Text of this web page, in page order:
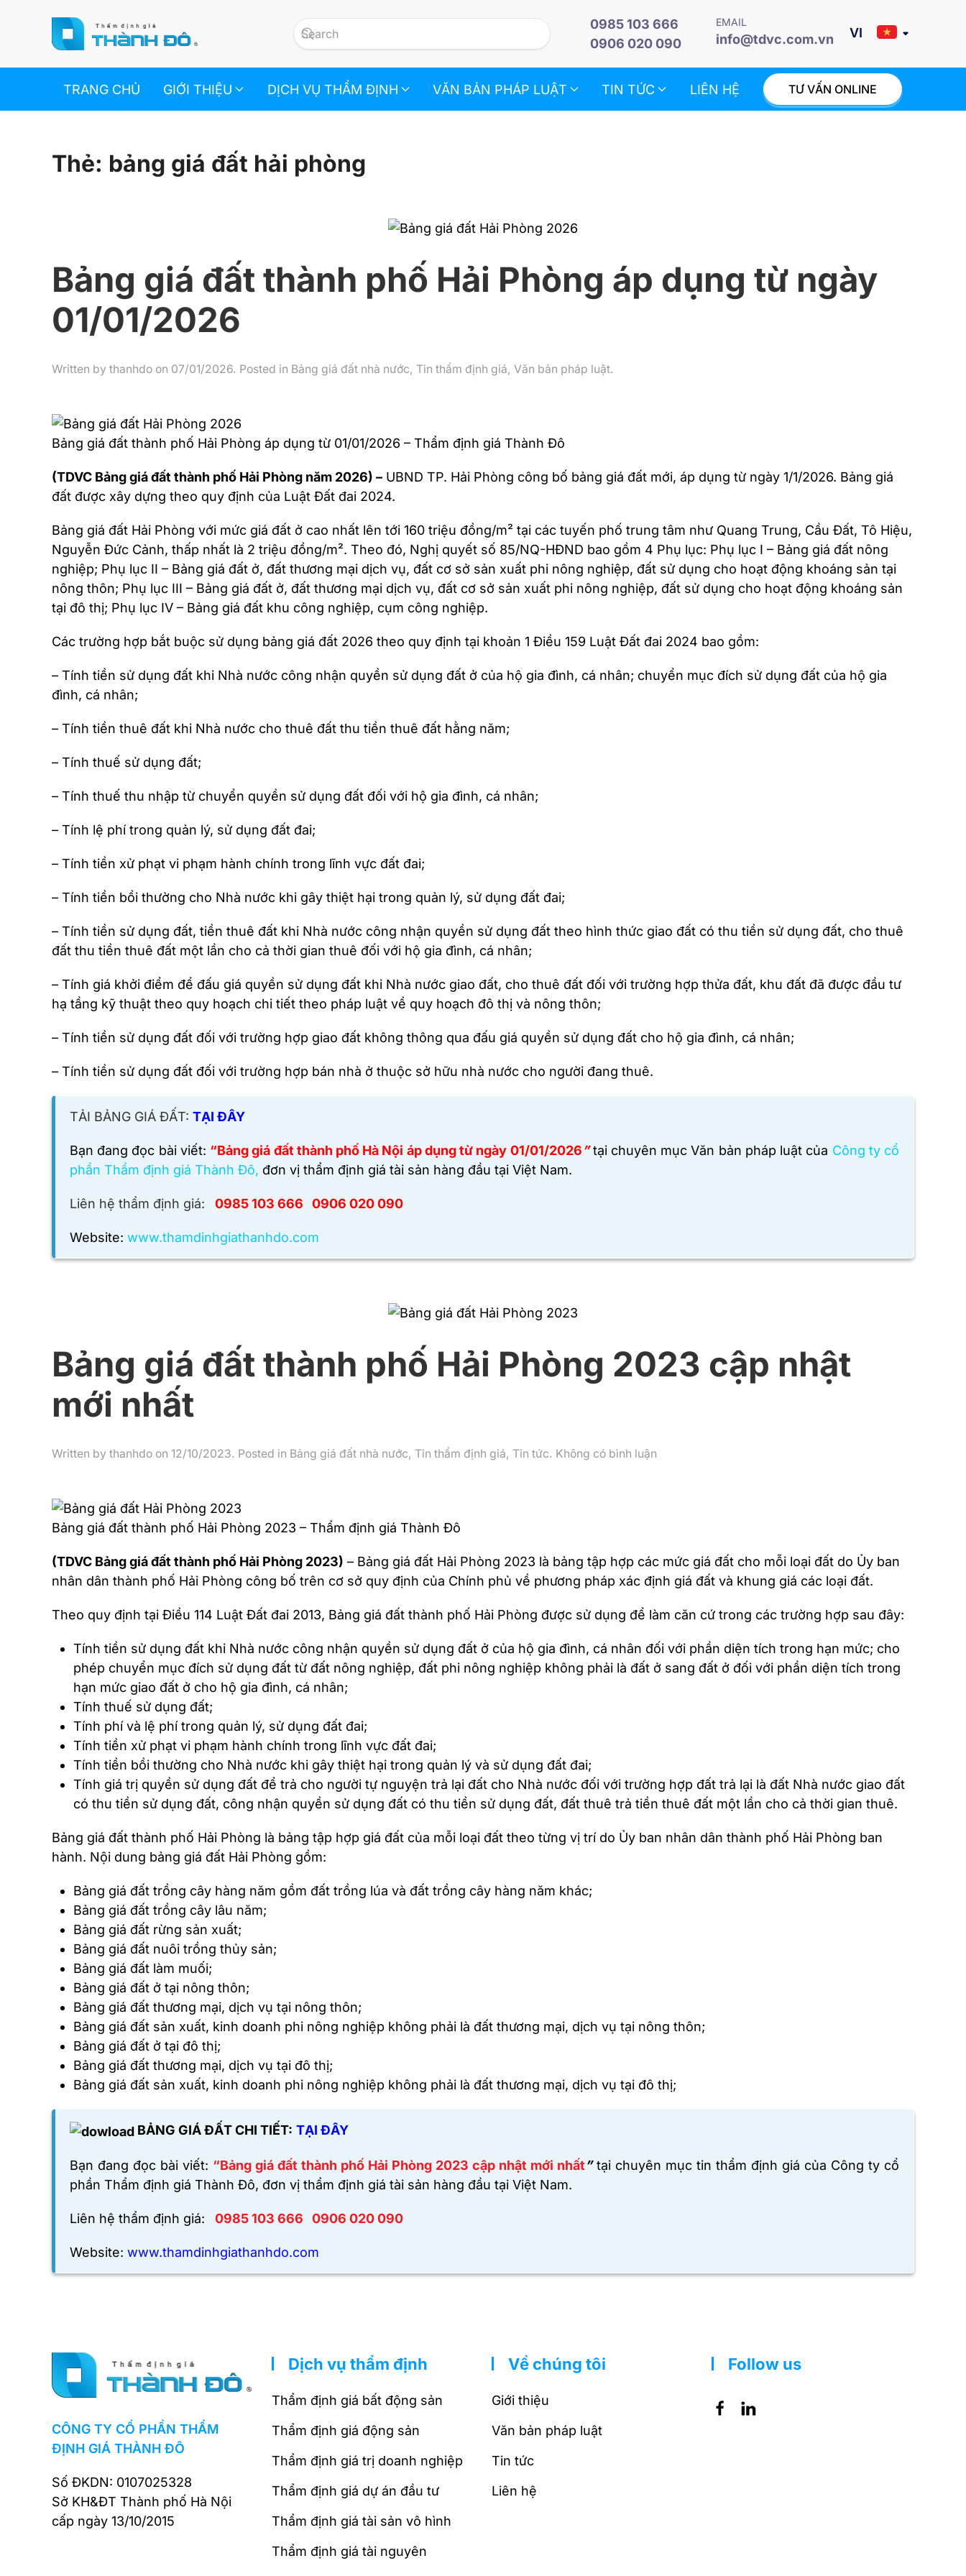
Skip to main content
0985 103 666
0906 020 090
EMAIL
info@tdvc.com.vn
TRANG CHỦ GIỚI THIỆU DỊCH VỤ THẨM ĐỊNH VĂN BẢN PHÁP LUẬT TIN TỨC LIÊN HỆ TƯ VẤN ONLINE
Thẻ: bảng giá đất hải phòng
Bảng giá đất thành phố Hải Phòng áp dụng từ ngày
01/01/2026
Written by thanhdo on 07/01/2026. Posted in Bảng giá đất nhà nước, Tin thẩm định giá, Văn bản pháp luật.
Bảng giá đất thành phố Hải Phòng áp dụng từ 01/01/2026 – Thẩm định giá Thành Đô
(TDVC Bảng giá đất thành phố Hải Phòng năm 2026) – UBND TP. Hải Phòng công bố bảng giá đất mới, áp dụng từ ngày 1/1/2026. Bảng giá
đất được xây dựng theo quy định của Luật Đất đai 2024.
Bảng giá đất Hải Phòng với mức giá đất ở cao nhất lên tới 160 triệu đồng/m² tại các tuyến phố trung tâm như Quang Trung, Cầu Đất, Tô Hiệu,
Nguyễn Đức Cảnh, thấp nhất là 2 triệu đồng/m². Theo đó, Nghị quyết số 85/NQ-HĐND bao gồm 4 Phụ lục: Phụ lục I – Bảng giá đất nông
nghiệp; Phụ lục II – Bảng giá đất ở, đất thương mại dịch vụ, đất cơ sở sản xuất phi nông nghiệp, đất sử dụng cho hoạt động khoáng sản tại
nông thôn; Phụ lục III – Bảng giá đất ở, đất thương mại dịch vụ, đất cơ sở sản xuất phi nông nghiệp, đất sử dụng cho hoạt động khoáng sản
tại đô thị; Phụ lục IV – Bảng giá đất khu công nghiệp, cụm công nghiệp.
Các trường hợp bắt buộc sử dụng bảng giá đất 2026 theo quy định tại khoản 1 Điều 159 Luật Đất đai 2024 bao gồm:
– Tính tiền sử dụng đất khi Nhà nước công nhận quyền sử dụng đất ở của hộ gia đình, cá nhân; chuyển mục đích sử dụng đất của hộ gia
đình, cá nhân;
– Tính tiền thuê đất khi Nhà nước cho thuê đất thu tiền thuê đất hằng năm;
– Tính thuế sử dụng đất;
– Tính thuế thu nhập từ chuyển quyền sử dụng đất đối với hộ gia đình, cá nhân;
– Tính lệ phí trong quản lý, sử dụng đất đai;
– Tính tiền xử phạt vi phạm hành chính trong lĩnh vực đất đai;
– Tính tiền bồi thường cho Nhà nước khi gây thiệt hại trong quản lý, sử dụng đất đai;
– Tính tiền sử dụng đất, tiền thuê đất khi Nhà nước công nhận quyền sử dụng đất theo hình thức giao đất có thu tiền sử dụng đất, cho thuê
đất thu tiền thuê đất một lần cho cả thời gian thuê đối với hộ gia đình, cá nhân;
– Tính giá khởi điểm để đấu giá quyền sử dụng đất khi Nhà nước giao đất, cho thuê đất đối với trường hợp thửa đất, khu đất đã được đầu tư
hạ tầng kỹ thuật theo quy hoạch chi tiết theo pháp luật về quy hoạch đô thị và nông thôn;
– Tính tiền sử dụng đất đối với trường hợp giao đất không thông qua đấu giá quyền sử dụng đất cho hộ gia đình, cá nhân;
– Tính tiền sử dụng đất đối với trường hợp bán nhà ở thuộc sở hữu nhà nước cho người đang thuê.
TẢI BẢNG GIÁ ĐẤT: TẠI ĐÂY
Bạn đang đọc bài viết: “Bảng giá đất thành phố Hà Nội áp dụng từ ngày 01/01/2026” tại chuyên mục Văn bản pháp luật của Công ty cổ
phần Thẩm định giá Thành Đô, đơn vị thẩm định giá tài sản hàng đầu tại Việt Nam.
Liên hệ thẩm định giá: 0985 103 666 0906 020 090
Website: www.thamdinhgiathanhdo.com
Bảng giá đất thành phố Hải Phòng 2023 cập nhật
mới nhất
Written by thanhdo on 12/10/2023. Posted in Bảng giá đất nhà nước, Tin thẩm định giá, Tin tức. Không có bình luận
Phòng
2023
nhật
nhất
Bảng giá đất thành phố Hải Phòng 2023 – Thẩm định giá Thành Đô
(TDVC Bảng giá đất thành phố Hải Phòng 2023) – Bảng giá đất Hải Phòng 2023 là bảng tập hợp các mức giá đất cho mỗi loại đất do Ủy ban
nhân dân thành phố Hải Phòng công bố trên cơ sở quy định của Chính phủ về phương pháp xác định giá đất và khung giá các loại đất.
Theo quy định tại Điều 114 Luật Đất đai 2013, Bảng giá đất thành phố Hải Phòng được sử dụng để làm căn cứ trong các trường hợp sau đây:
Tính tiền sử dụng đất khi Nhà nước công nhận quyền sử dụng đất ở của hộ gia đình, cá nhân đối với phần diện tích trong hạn mức; cho
phép chuyển mục đích sử dụng đất từ đất nông nghiệp, đất phi nông nghiệp không phải là đất ở sang đất ở đối với phần diện tích trong
hạn mức giao đất ở cho hộ gia đình, cá nhân;
Tính thuế sử dụng đất;
Tính phí và lệ phí trong quản lý, sử dụng đất đai;
Tính tiền xử phạt vi phạm hành chính trong lĩnh vực đất đai;
Tính tiền bồi thường cho Nhà nước khi gây thiệt hại trong quản lý và sử dụng đất đai;
Tính giá trị quyền sử dụng đất để trả cho người tự nguyện trả lại đất cho Nhà nước đối với trường hợp đất trả lại là đất Nhà nước giao đất
có thu tiền sử dụng đất, công nhận quyền sử dụng đất có thu tiền sử dụng đất, đất thuê trả tiền thuê đất một lần cho cả thời gian thuê.
Bảng giá đất thành phố Hải Phòng là bảng tập hợp giá đất của mỗi loại đất theo từng vị trí do Ủy ban nhân dân thành phố Hải Phòng ban
hành. Nội dung bảng giá đất Hải Phòng gồm:
Bảng giá đất trồng cây hàng năm gồm đất trồng lúa và đất trồng cây hàng năm khác;
Bảng giá đất trồng cây lâu năm;
Bảng giá đất rừng sản xuất;
Bảng giá đất nuôi trồng thủy sản;
Bảng giá đất làm muối;
Bảng giá đất ở tại nông thôn;
Bảng giá đất thương mại, dịch vụ tại nông thôn;
Bảng giá đất sản xuất, kinh doanh phi nông nghiệp không phải là đất thương mại, dịch vụ tại nông thôn;
Bảng giá đất ở tại đô thị;
Bảng giá đất thương mại, dịch vụ tại đô thị;
Bảng giá đất sản xuất, kinh doanh phi nông nghiệp không phải là đất thương mại, dịch vụ tại đô thị;
BẢNG GIÁ ĐẤT CHI TIẾT: TẠI ĐÂY
Bạn đang đọc bài viết: “Bảng giá đất thành phố Hải Phòng 2023 cập nhật mới nhất” tại chuyên mục tin thẩm định giá của Công ty cổ
phần Thẩm định giá Thành Đô, đơn vị thẩm định giá tài sản hàng đầu tại Việt Nam.
Liên hệ thẩm định giá: 0985 103 666 0906 020 090
Website: www.thamdinhgiathanhdo.com
CÔNG TY CỔ PHẦN THẨM
ĐỊNH GIÁ THÀNH ĐÔ
Số ĐKDN: 0107025328
Sở KH&ĐT Thành phố Hà Nội
cấp ngày 13/10/2015
Dịch vụ thẩm định
Thẩm định giá bất động sản
Thẩm định giá động sản
Thẩm định giá trị doanh nghiệp
Thẩm định giá dự án đầu tư
Thẩm định giá tài sản vô hình
Thẩm định giá tài nguyên
Về chúng tôi
Giới thiệu
Văn bản pháp luật
Tin tức
Liên hệ
Follow us